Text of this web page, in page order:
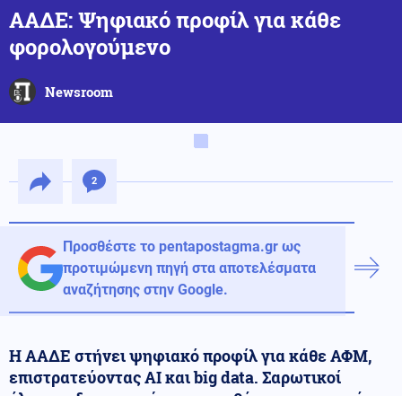
ΑΑΔΕ: Ψηφιακό προφίλ για κάθε
φορολογούμενο
Newsroom
2
Προσθέστε το pentapostagma.gr ως
προτιμώμενη πηγή στα αποτελέσματα
αναζήτησης στην Google.
Η ΑΑΔΕ στήνει ψηφιακό προφίλ για κάθε ΑΦΜ,
επιστρατεύοντας AI και big data. Σαρωτικοί